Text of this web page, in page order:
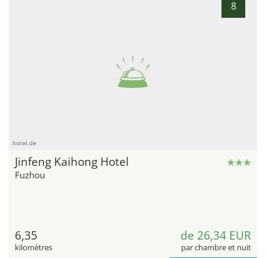
8
hotel.de
Jinfeng Kaihong Hotel
Fuzhou
6,35
kilomètres
de 26,34 EUR
par chambre et nuit